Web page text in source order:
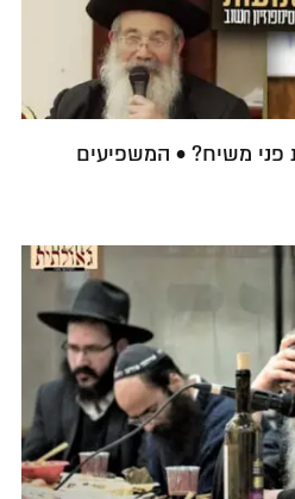
פני משיח? • המשפיעים